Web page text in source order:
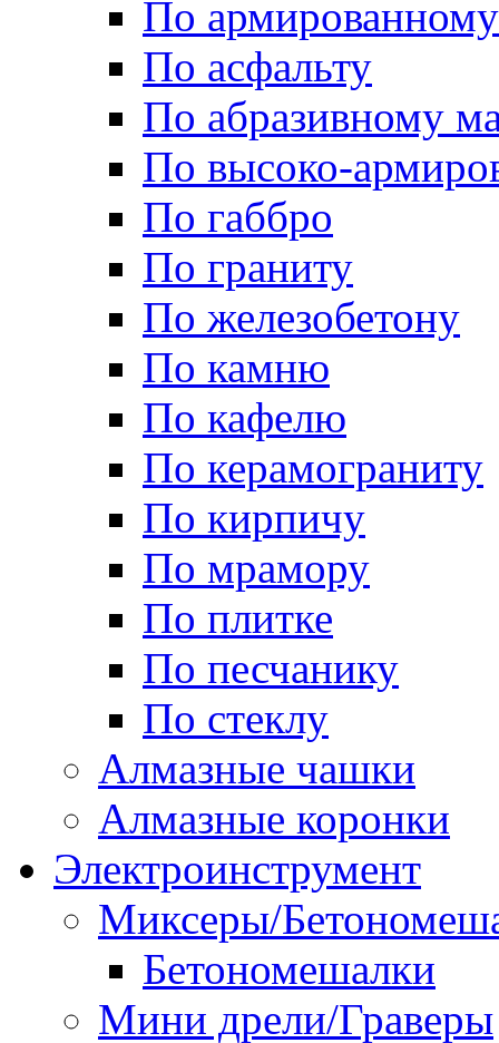
По
По асфальту
По абразивному
По высоко-
По габбро
По граниту
По железобетону
По камню
По кафелю
По керамограниту
По кирпичу
По мрамору
По плитке
По песчанику
По стеклу
Алмазные чашки
Алмазные коронки
Электроинструмент
Миксеры/
Бетономешалки
Мини дрели/Граверы